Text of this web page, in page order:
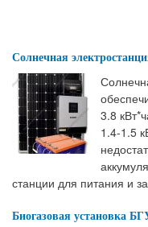
Солнечная
3.8
1.4-1.5
станции для питания и
Биогазовая установка